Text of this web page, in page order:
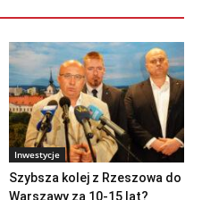
Inwestycje
Szybsza kolej z Rzeszowa do
Warszawy za 10-15 lat?